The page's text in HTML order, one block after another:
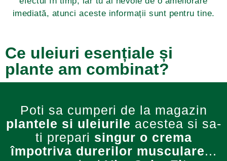
imediată, atunci aceste informații sunt pentru tine.
Ce uleiuri esențiale și
plante am combinat?
Poti sa cumperi de la magazin
plantele si uleiurile acestea si sa-
ti prepari singur o crema
împotriva durerilor musculare...